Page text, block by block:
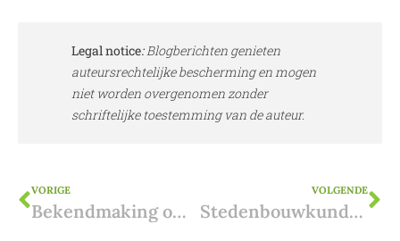
Legal notice:Blogberichten genieten
auteursrechtelijke bescherming en mogen
niet worden overgenomen zonder
schriftelijke toestemming van de auteur.
VORIGE
Bekendmaking omgevingsvergunning: de aanplakking
VOLGENDE
Stedenbouwkundig onderzoek voor vastgoed in Vlaanderen